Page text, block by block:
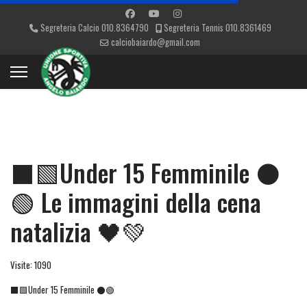
Segreteria Calcio 010.8364790
Segreteria Tennis 010.8361469
calciobaiardo@gmail.com
⬛🟩Under 15 Femminile ⚫
🟢 Le immagini della cena
natalizia 🖤💚
Visite: 1090
⬛🟩Under 15 Femminile ⚫🟢